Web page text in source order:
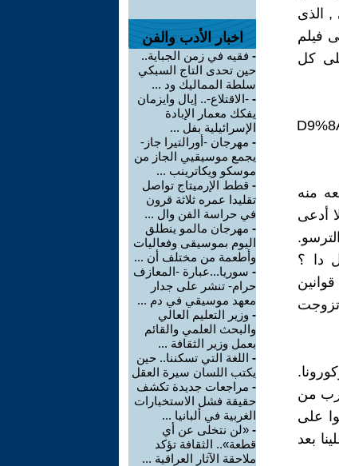
, الذى
فيلم
كل
منه
أدعى
دا ؟
تزوجت
من
على
بعد
اخبار الأدب والفن
- فقيه في زمن الجباية..
حين تحدى التاج السبكي
سلطة المماليك ود ...
- -الاقتلاع-.. إيال وايزمان
يفكك معمار الإبادة
الإسرائيلية بفل ...
- مهرجان -أورالتيرا جاز-
يجمع موسيقيي الجاز من
موسكو ويكاترينب ...
- قطط الإرميتاج تواصل
تقليدا عمره ثلاثة قرون
في حراسة الفن وال ...
- مهرجان مالمو ينطلق
اليوم بموسيقى وفعاليات
وأطعمة من مختلف أن ...
- سوريا...عبارة -المعازف
حرام- تنشر على جدار
معهد موسيقي في دم ...
- وزير التعليم العالي
والبحث العلمي والقائم
بعمل وزير الثقافة ...
- اللغة التي تسكننا.. حين
يكتب اللسان سيرة العقل
- مراجعات جديدة تكشف
حقيقة فشل الاستخبارات
الغربية في ألبانيا ...
- «لن نتخلى عن أي
قطعة».. الثقافة تؤكد
ملاحقة الآثار العراقية ...